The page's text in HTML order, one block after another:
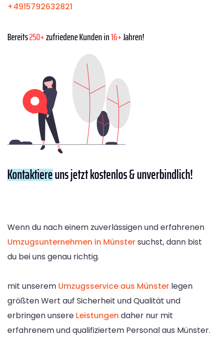
+4915792632821
Bereits250+zufriedene Kunden in16+Jahren!
Kontaktiereuns jetzt kostenlos & unverbindlich!
Wenn du nach einem zuverlässigen und erfahrenen
Umzugsunternehmen in Münstersuchst, dann bist
du bei uns genau richtig.
mit unserem Umzugsservice aus Münster legen
größten Wert auf Sicherheit und Qualität und
erbringen unsere Leistungen daher nur mit
erfahrenem und qualifiziertem Personal aus Münster.